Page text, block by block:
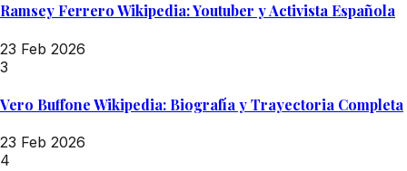
Ramsey Ferrero Wikipedia: Youtuber y Activista Española
23 Feb 2026
3
Vero Buffone Wikipedia: Biografía y Trayectoria Completa
23 Feb 2026
4